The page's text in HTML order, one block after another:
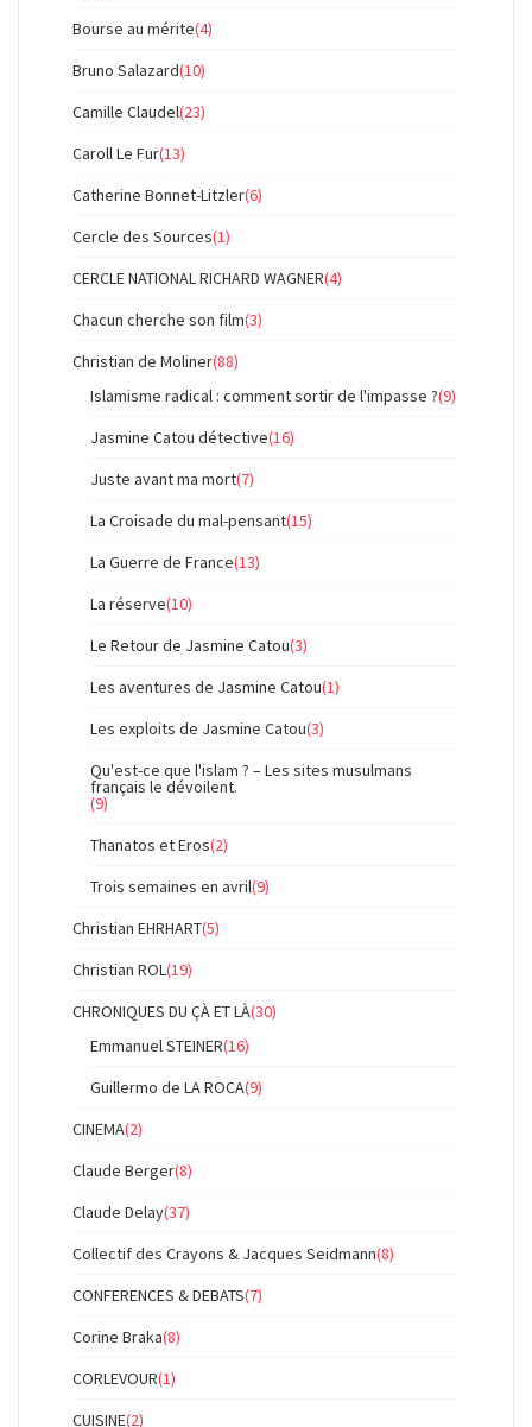
Bourse au mérite(4)
Bruno Salazard(10)
Camille Claudel(23)
Caroll Le Fur(13)
Catherine Bonnet-Litzler(6)
Cercle des Sources(1)
CERCLE NATIONAL RICHARD WAGNER(4)
Chacun cherche son film(3)
Christian de Moliner(88)
Islamisme radical : comment sortir de l'impasse ?(9)
Jasmine Catou détective(16)
Juste avant ma mort(7)
La Croisade du mal-pensant(15)
La Guerre de France(13)
La réserve(10)
Le Retour de Jasmine Catou(3)
Les aventures de Jasmine Catou(1)
Les exploits de Jasmine Catou(3)
Qu'est-ce que l'islam ? – Les sites musulmans
français le dévoilent.
(9)
Thanatos et Eros(2)
Trois semaines en avril(9)
Christian EHRHART(5)
Christian ROL(19)
CHRONIQUES DU ÇÀ ET LÀ(30)
Emmanuel STEINER(16)
Guillermo de LA ROCA(9)
CINEMA(2)
Claude Berger(8)
Claude Delay(37)
Collectif des Crayons & Jacques Seidmann(8)
CONFERENCES & DEBATS(7)
Corine Braka(8)
CORLEVOUR(1)
CUISINE(2)